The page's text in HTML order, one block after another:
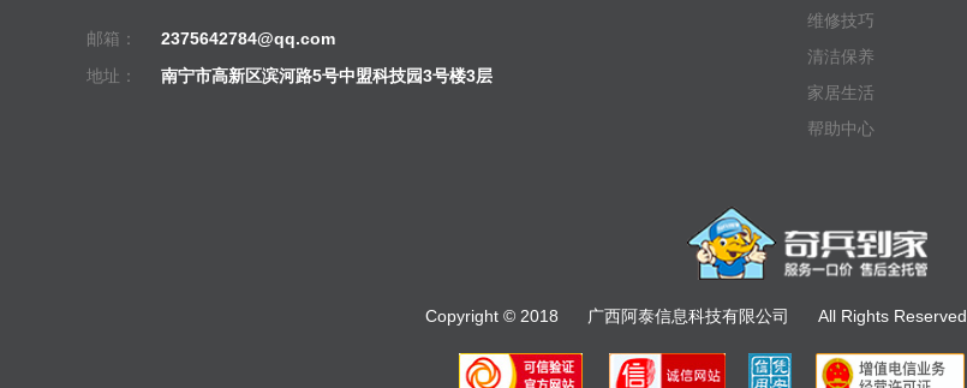
邮箱：
2375642784@qq.com
地址：
南宁市高新区滨河路5号中盟科技园3号楼3层
维修技巧
清洁保养
家居生活
帮助中心
Copyright © 2018 广西阿泰信息科技有限公司 All Rights Reserved